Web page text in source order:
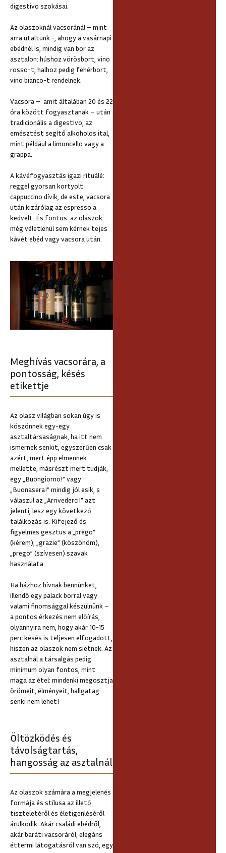
digestivo szokásai.
Az olaszoknál vacsoránál – mint
arra utaltunk -, ahogy a vasárnapi
ebédnél is, mindig van bor az
asztalon: húshoz vörösbort, vino
rosso-t, halhoz pedig fehérbort,
vino bianco-t rendelnek.
Vacsora – amit általában 20 és 22
óra között fogyasztanak – után
tradicionális a digestivo, az
emésztést segítő alkoholos ital,
mint például a limoncello vagy a
grappa.
A kávéfogyasztás igazi rituálé:
reggel gyorsan kortyolt
cappuccino dívik, de este, vacsora
után kizárólag az espresso a
kedvelt. És fontos: az olaszok
még véletlenül sem kérnek tejes
kávét ebéd vagy vacsora után.
Meghívás vacsorára, a
pontosság, késés
etikettje
Az olasz világban sokan úgy is
köszönnek egy-egy
asztaltársaságnak, ha itt nem
ismernek senkit, egyszerűen csak
azért, mert épp elmennek
mellette, másrészt mert tudják,
egy „Buongiorno!” vagy
„Buonasera!” mindig jól esik, s
válaszul az „Arrivederci!” azt
jelenti, lesz egy következő
találkozás is. Kifejező és
figyelmes gesztus a „prego”
(kérem), „grazie” (köszönöm),
„prego” (szívesen) szavak
használata.
Ha házhoz hívnak bennünket,
illendő egy palack borral vagy
valami finomsággal készülnünk –
a pontos érkezés nem előírás,
olyannyira nem, hogy akár 10-15
perc késés is teljesen elfogadott,
hiszen az olaszok nem sietnek. Az
asztalnál a társalgás pedig
minimum olyan fontos, mint
maga az étel: mindenki megosztja
örömeit, élményeit, hallgatag
senki nem lehet!
Öltözködés és
távolságtartás,
hangosság az asztalnál
Az olaszok számára a megjelenés
formája és stílusa az illető
tiszteletéről és életigenléséről
árulkodik. Akár családi ebédről,
akár baráti vacsoráról, elegáns
éttermi látogatásról van szó, egy